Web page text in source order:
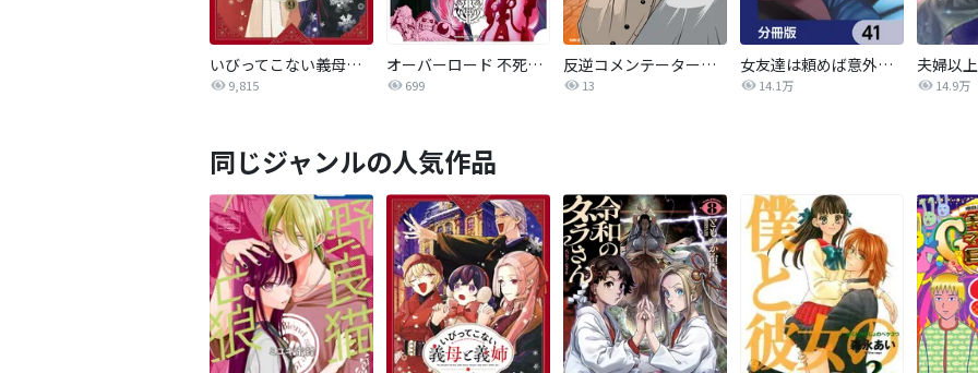
いびってこない義母と義姉
9,815
オーバーロード 不死者のOh!
699
反逆コメンテーターエンドウさん
13
女友達は頼めば意外とヤらせてくれる【分冊版】
14.1万 14.9万
同じジャンルの人気作品